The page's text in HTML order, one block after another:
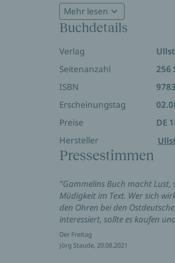
Menschen im Osten und
Cerstin Gammelin entwickelt
das gesamtdeutsche
Mehr lesen
Buchdetails
Verlag
Seitenanzahl
256
ISBN
Erscheinungstag
Preise
DE
Hersteller
Pressestimmen
"Gammelins Buch macht Lust,
Müdigkeit im Text. Wer sich
den Ohren bei den
interessiert, sollte es kaufen
Der Freitag
Jörg Staude, 20.08.2021